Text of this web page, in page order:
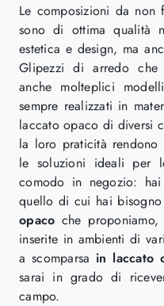
Le composizioni da non
sono di ottima qualità
estetica e design, ma
Glipezzi di arredo che
anche molteplici
sempre realizzati in
laccato opaco di diversi
la loro praticità rendono
le soluzioni ideali per
comodo in negozio:
quello di cui hai
opaco che
inserite in ambienti di
a scomparsa in laccato
sarai in grado di
campo.